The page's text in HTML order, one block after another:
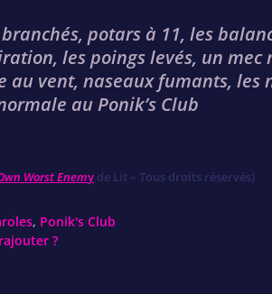
potars à 11, les
les poings levés, un
au vent, naseaux fumants, les
au Ponik’s Club
Worst Enemy de Lit – Tous droits réservés)
, Ponik's Club
?